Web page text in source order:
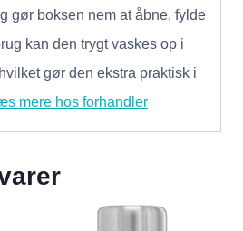
gør boksen nem at åbne, fylde
kan den trygt vaskes op i
gør den ekstra praktisk i
mere hos forhandler